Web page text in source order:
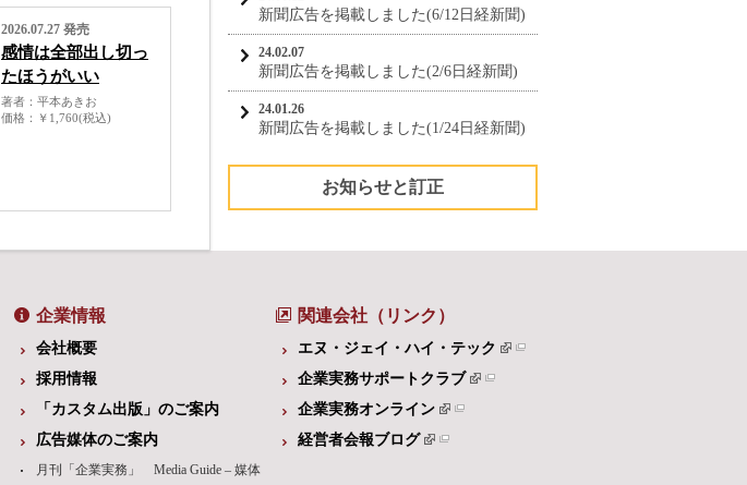
2026.07.27 発売
感情は全部出し切っ
たほうがいい
著者
平本あきお
価格
￥1,760(税込)
新聞広告を掲載しました(6/12日経新聞)
24.02.07
新聞広告を掲載しました(2/6日経新聞)
24.01.26
新聞広告を掲載しました(1/24日経新聞)
お知らせと訂正
企業情報
会社概要
採用情報
「カスタム出版」のご案内
広告媒体のご案内
月刊「企業実務」 Media Guide – 媒体
関連会社（リンク）
エヌ・ジェイ・ハイ・テック
企業実務サポートクラブ
企業実務オンライン
経営者会報ブログ